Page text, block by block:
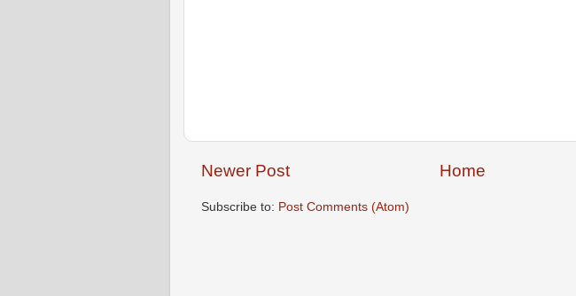
Newer Post Home
Subscribe to: Post Comments (Atom)